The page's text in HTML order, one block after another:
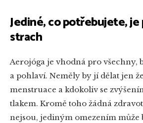
Jediné, co potřebujete,
strach
Aerojóga je vhodná pro všechny,
a pohlaví. Neměly by jí dělat jen
menstruace a kdokoliv se
tlakem. Kromě toho žádná
nejsou, jediným omezením může